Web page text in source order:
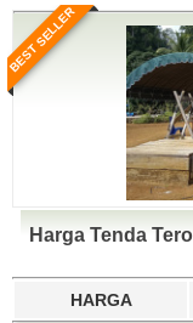
BEST SELLER
Harga Tenda
HARGA